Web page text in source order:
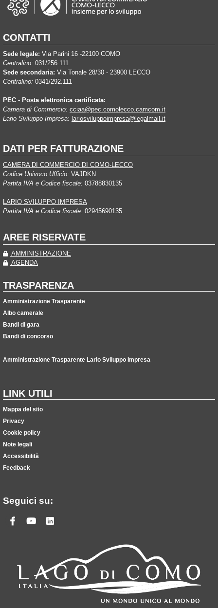
CONTATTI
Sede legale: Via Parini 16 -22100 COMO
Centralino: 031/256.111
Sede secondaria: Via Tonale 28/30 - 23900 LECCO
Centralino: 0341/292.111
PEC - Posta elettronica certificata:
Camera di Commercio: cciaa@pec.comolecco.camcom.it
Lario Sviluppo Impresa: lariosviluppoimpresa@legalmail.it
DATI PER FATTURAZIONE
CAMERA DI COMMERCIO DI COMO-LECCO
Codice Univoco Ufficio: VAJDKN
Partita IVA e Codice fiscale: 03788830135
LARIO SVILUPPO IMPRESA
Partita IVA e Codice fiscale: 02945690135
AREE RISERVATE
AMMINISTRAZIONE
AGENDA
TRASPARENZA
Amministrazione Trasparente
Albo camerale
Bandi di gara
Bandi di concorso
Amministrazione Trasparente Lario Sviluppo Impresa
LINK UTILI
Mappa del sito
Privacy
Cookie policy
Note legali
Accessibilità
Feedback
Seguici su:
Facebook
Youtube